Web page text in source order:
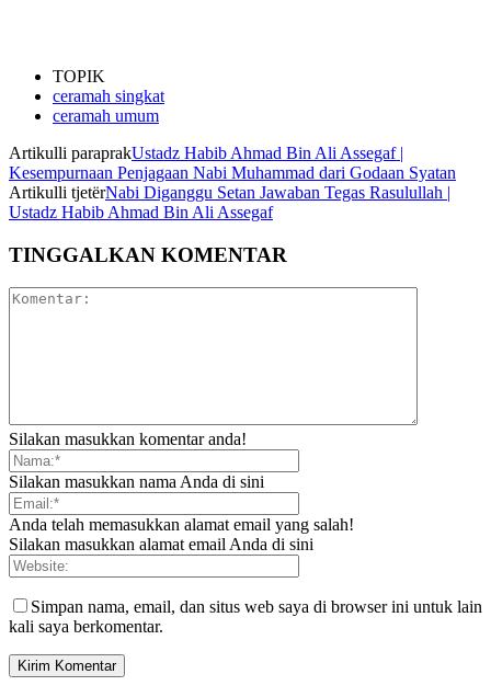
TOPIK
ceramah singkat
ceramah umum
Artikulli paraprakUstadz Habib Ahmad Bin Ali Assegaf |
Kesempurnaan Penjagaan Nabi Muhammad dari Godaan Syatan
Artikulli tjetërNabi Diganggu Setan Jawaban Tegas Rasulullah |
Ustadz Habib Ahmad Bin Ali Assegaf
TINGGALKAN KOMENTAR
Silakan masukkan komentar anda!
Silakan masukkan nama Anda di sini
Anda telah memasukkan alamat email yang salah!
Silakan masukkan alamat email Anda di sini
Simpan nama, email, dan situs web saya di browser ini untuk lain
kali saya berkomentar.